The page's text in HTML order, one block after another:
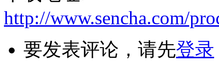
http://www.sencha.com/
要发表评论，请先登录